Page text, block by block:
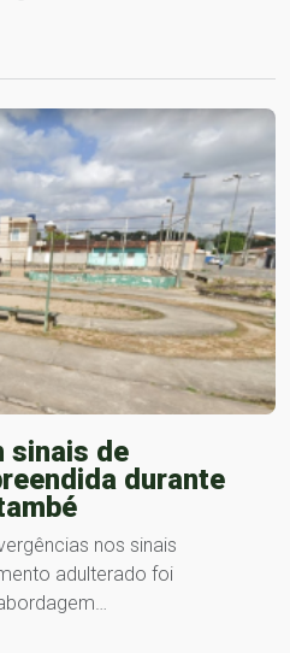
sinais de
durante
nos sinais
adulterado foi